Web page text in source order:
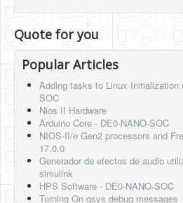
Quote for you
Popular Articles
Adding tasks to Linux Initialization
SOC
Nios II Hardware
Arduino Core - DE0-NANO-SOC
NIOS-II/e Gen2 processors and
17.0.0
Generador de efectos de audio
simulink
HPS Software - DE0-NANO-SOC
Turning On qsys debug messages